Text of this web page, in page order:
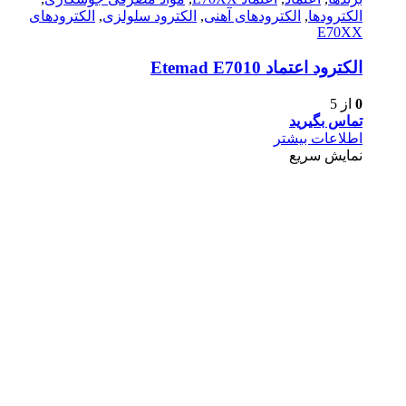
الکترودها, الکترود‌های آهنی, الکترود سلولزی, الکترود‌های
E70XX
الكترود اعتماد Etemad E7010
0 از 5
تماس بگیرید
اطلاعات بیشتر
نمایش سریع